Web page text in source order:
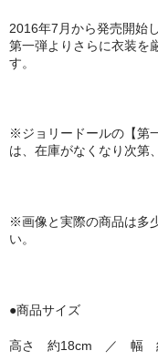
2016年7月から発売開始
第一弾よりさらに衣装を
す。
※ジョリードールの【第
は、在庫がなくなり次第
※画像と実際の商品は多
い。
●商品サイズ
高さ 約18cm ／ 幅